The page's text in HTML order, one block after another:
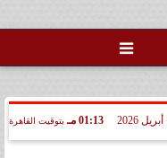

01:13 مـ بتوقيت القاهرة